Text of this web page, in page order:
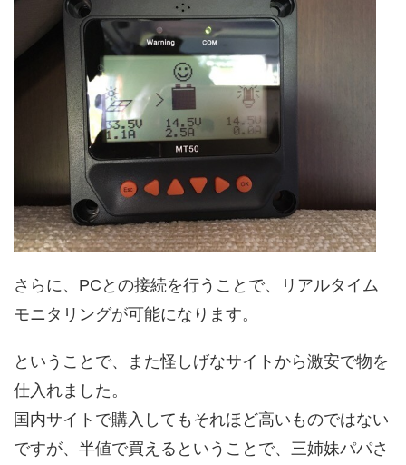
さらに、PCとの接続を行うことで、リアルタイム
モニタリングが可能になります。
ということで、また怪しげなサイトから激安で物を
仕入れました。
国内サイトで購入してもそれほど高いものではない
ですが、半値で買えるということで、三姉妹パパさ